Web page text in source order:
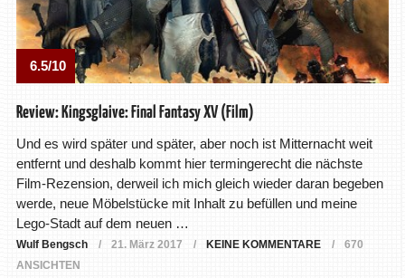
6.5/10
Review: Kingsglaive: Final Fantasy XV (Film)
Und es wird später und später, aber noch ist Mitternacht weit
entfernt und deshalb kommt hier termingerecht die nächste
Film-Rezension, derweil ich mich gleich wieder daran begeben
werde, neue Möbelstücke mit Inhalt zu befüllen und meine
Lego-Stadt auf dem neuen …
Wulf Bengsch 21. März 2017 KEINE KOMMENTARE
670
ANSICHTEN